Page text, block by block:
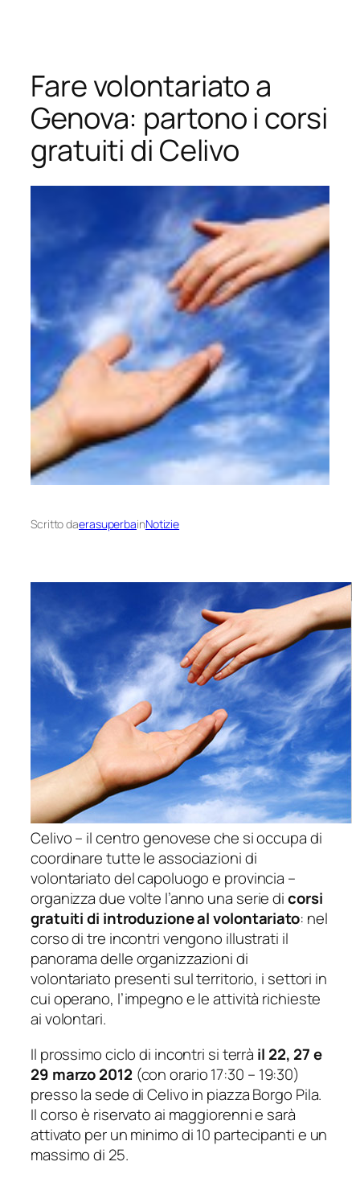
contenuto
Fare volontariato a
Genova: partono i corsi
gratuiti di Celivo
Scritto daerasuperbainNotizie
Celivo – il centro genovese che si occupa di
coordinare tutte le associazioni di
volontariato del capoluogo e provincia –
organizza due volte l’anno una serie dicorsi
gratuiti di introduzione al volontariato: nel
corso di tre incontri vengono illustrati il
panorama delle organizzazioni di
volontariato presenti sul territorio, i settori in
cui operano, l’impegno e le attività richieste
ai volontari.
Il prossimo ciclo di incontri si terrà il 22, 27 e
29 marzo 2012 (con orario 17:30 – 19:30)
presso la sede di Celivo in piazza Borgo Pila.
Il corso è riservato ai maggiorenni e sarà
attivato per un minimo di 10 partecipanti e un
massimo di 25.